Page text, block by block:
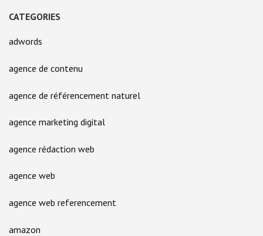
CATEGORIES
adwords
agence de contenu
agence de référencement naturel
agence marketing digital
agence rédaction web
agence web
agence web referencement
amazon